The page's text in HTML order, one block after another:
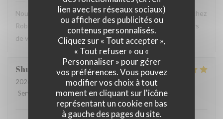
lien avec les réseaux sociaux)
ou afficher des publicités ou
contenus personnalisés.
Cliquez sur « Tout accepter »,
« Tout refuser » ou «
Personnaliser » pour gérer
vos préférences. Vous pouvez
modifier vos choix à tout
moment en cliquant sur l'icône
représentant un cookie en bas
à gauche des pages du site.
Nous sommes ravis que vous ayez passé un bon moment chez
Robert et Louise, que nous serons heureux de rééditer lors
de votre prochain passage.
Shunkuei C
2026-07-16
- 19:30 - Couverts 2
Service
Ambiance: 5/5 Cuisine:5/5 Qualité / Prix